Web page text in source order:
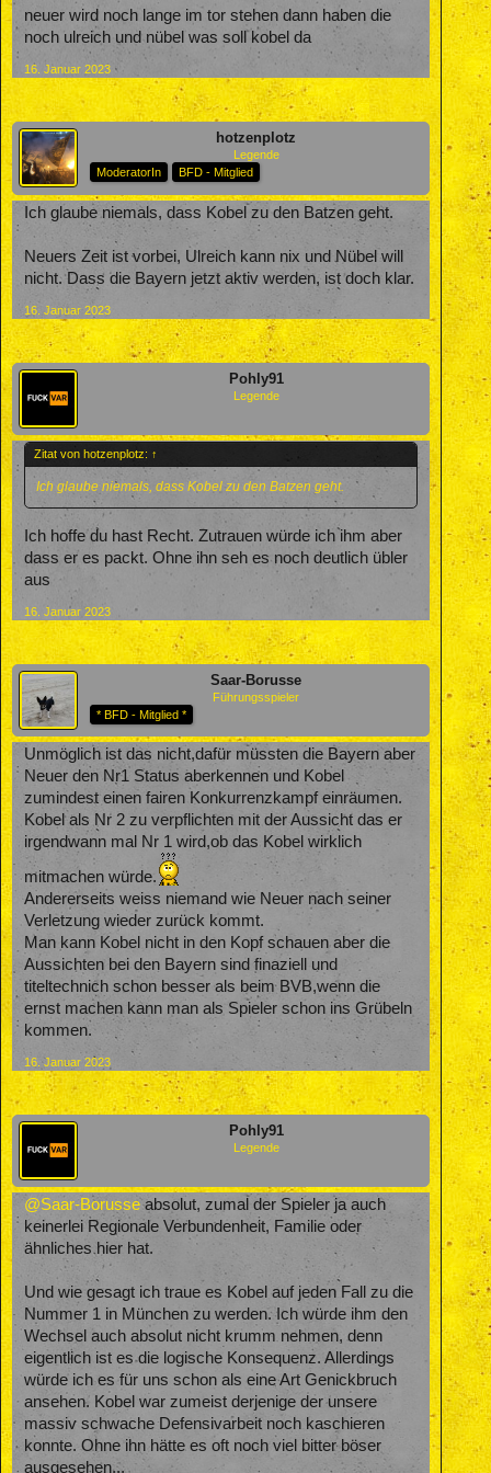
neuer wird noch lange im tor stehen dann haben die
noch ulreich und nübel was soll kobel da
16. Januar 2023
hotzenplotz
Legende
ModeratorIn
BFD - Mitglied
Ich glaube niemals, dass Kobel zu den Batzen geht.
Neuers Zeit ist vorbei, Ulreich kann nix und Nübel will
nicht. Dass die Bayern jetzt aktiv werden, ist doch klar.
16. Januar 2023
Pohly91
Legende
Zitat von hotzenplotz: ↑
Ich glaube niemals, dass Kobel zu den Batzen geht.
Ich hoffe du hast Recht. Zutrauen würde ich ihm aber
dass er es packt. Ohne ihn seh es noch deutlich übler
aus
16. Januar 2023
Saar-Borusse
Führungsspieler
* BFD - Mitglied *
Unmöglich ist das nicht,dafür müssten die Bayern aber
Neuer den Nr1 Status aberkennen und Kobel
zumindest einen fairen Konkurrenzkampf einräumen.
Kobel als Nr 2 zu verpflichten mit der Aussicht das er
irgendwann mal Nr 1 wird,ob das Kobel wirklich
mitmachen würde.
Andererseits weiss niemand wie Neuer nach seiner
Verletzung wieder zurück kommt.
Man kann Kobel nicht in den Kopf schauen aber die
Aussichten bei den Bayern sind finaziell und
titeltechnich schon besser als beim BVB,wenn die
ernst machen kann man als Spieler schon ins Grübeln
kommen.
16. Januar 2023
Pohly91
Legende
@Saar-Borusseabsolut, zumal der Spieler ja auch
keinerlei Regionale Verbundenheit, Familie oder
ähnliches hier hat.
Und wie gesagt ich traue es Kobel auf jeden Fall zu die
Nummer 1 in München zu werden. Ich würde ihm den
Wechsel auch absolut nicht krumm nehmen, denn
eigentlich ist es die logische Konsequenz. Allerdings
würde ich es für uns schon als eine Art Genickbruch
ansehen. Kobel war zumeist derjenige der unsere
massiv schwache Defensivarbeit noch kaschieren
konnte. Ohne ihn hätte es oft noch viel bitter böser
ausgesehen...